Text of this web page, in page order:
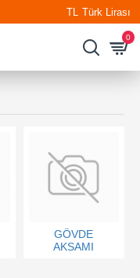
TL Türk Lirası
0
GÖVDE
AKSAMI